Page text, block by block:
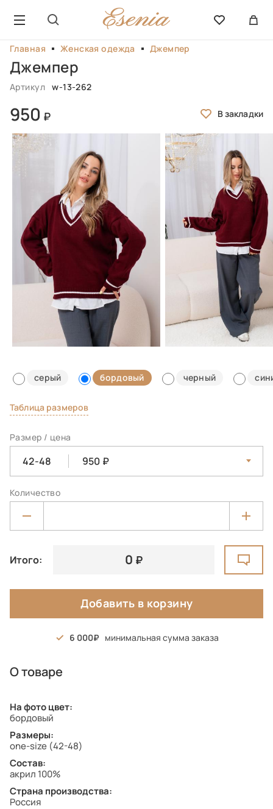
Главная Женская одежда Джемпер
Джемпер
Артикул w-13-262
950
серый бордовый черный
Таблица размеров
Размер / цена
42-48 950
Количество
Итого: 0
Добавить в корзину
6 000 минимальная сумма заказа
О товаре
На фото цвет:
бордовый
Размеры:
one-size (42-48)
Состав:
акрил 100%
Страна производства:
Россия